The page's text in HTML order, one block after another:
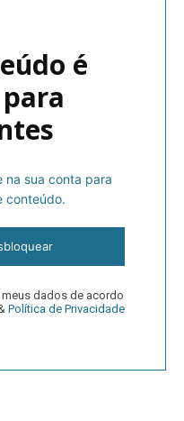
é
na sua conta para
conteúdo.
dados de acordo
Política de Privacidade